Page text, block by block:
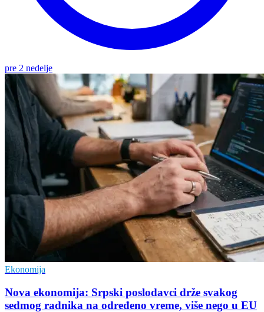
pre 2 nedelje
Ekonomija
Nova ekonomija: Srpski poslodavci drže svakog
sedmog radnika na određeno vreme, više nego u EU